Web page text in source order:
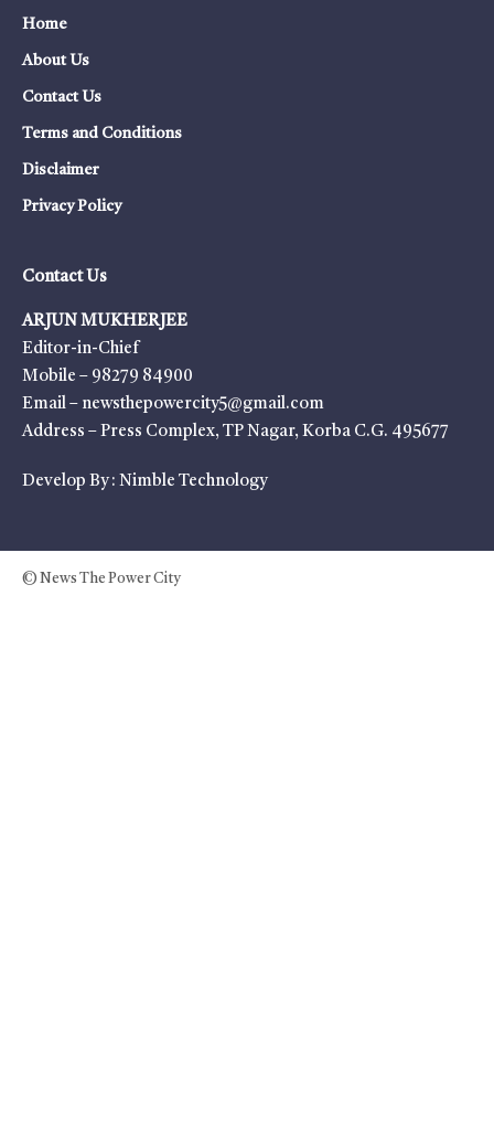
Home
About Us
Contact Us
Terms and Conditions
Disclaimer
Privacy Policy
Contact Us
ARJUN MUKHERJEE
Editor-in-Chief
Mobile – 98279 84900
Email – newsthepowercity5@gmail.com
Address – Press Complex, TP Nagar, Korba C.G. 495677
Develop By : Nimble Technology
© News The Power City